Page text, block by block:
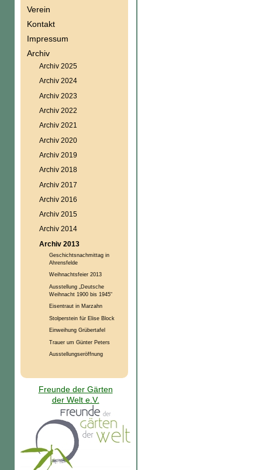
Verein
Kontakt
Impressum
Archiv
Archiv 2025
Archiv 2024
Archiv 2023
Archiv 2022
Archiv 2021
Archiv 2020
Archiv 2019
Archiv 2018
Archiv 2017
Archiv 2016
Archiv 2015
Archiv 2014
Archiv 2013
Geschichtsnachmittag in
Ahrensfelde
Weihnachtsfeier 2013
Ausstellung „Deutsche
Weihnacht 1900 bis 1945“
Eisentraut in Marzahn
Stolperstein für Elise Block
Einweihung Grübertafel
Trauer um Günter Peters
Ausstellungseröffnung
Freunde der Gärten
der Welt e.V.